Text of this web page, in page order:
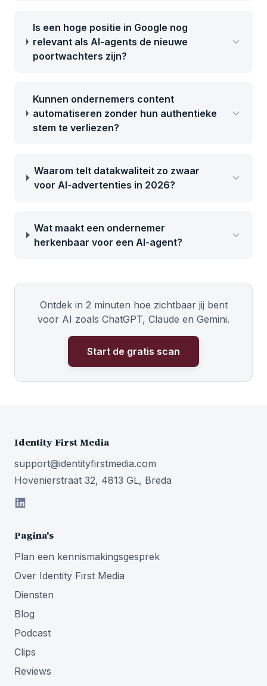
Is een hoge positie in Google nog
relevant als AI-agents de nieuwe
poortwachters zijn?
Kunnen ondernemers content
automatiseren zonder hun authentieke
stem te verliezen?
Waarom telt datakwaliteit zo zwaar
voor AI-advertenties in 2026?
Wat maakt een ondernemer
herkenbaar voor een AI-agent?
Ontdek in 2 minuten hoe zichtbaar jij bent
voor AI zoals ChatGPT, Claude en Gemini.
Start de gratis scan
Identity First Media
support@identityfirstmedia.com
Hovenierstraat 32, 4813 GL, Breda
Pagina's
Plan een kennismakingsgesprek
Over Identity First Media
Diensten
Blog
Podcast
Clips
Reviews